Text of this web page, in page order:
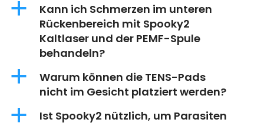
a
Kann ich Schmerzen im unteren
Rückenbereich mit Spooky2
Kaltlaser und der PEMF-Spule
behandeln?
a
Warum können die TENS-Pads
nicht im Gesicht platziert werden?
a
Ist Spooky2 nützlich, um Parasiten